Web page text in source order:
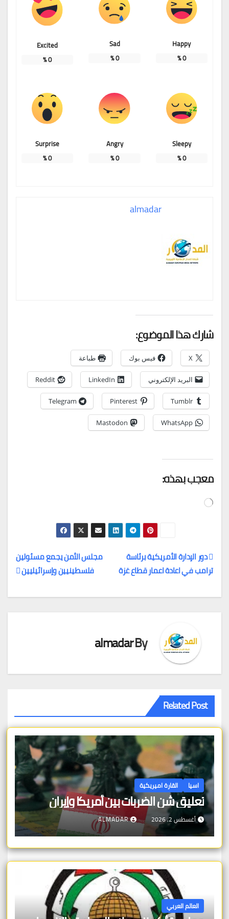
Happy
0
%
Sad
0
%
Excited
0
%
Sleepy
0
%
Angry
0
%
Surprise
0
%
almadar
شارك هذا الموضوع:
X فيس بوك طباعة
البريد الإلكتروني LinkedIn
Reddit
Tumblr
Pinterest
Telegram
WhatsApp
Mastodon
معجب بهذه:
جاري
تصفّح
المقالات
مجلس الأمن يجمع مسئولين
فلسطينيين وإسرائيليين
دور الإدارة الأمريكية برئاسة
ترامب في اعادة اعمار قطاع غزة
By
almadar
Related Post
اسيا القارة اميريكية
تعليق شن الضربات بين أمريكا وإيران
أغسطس 2, 2026 ALMADAR
العالم العربي